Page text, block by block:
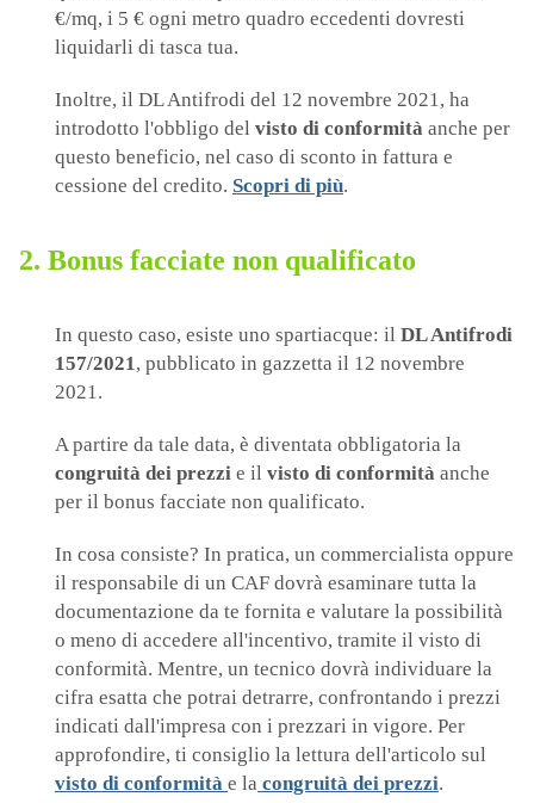
€/mq, i 5 € ogni metro quadro eccedenti dovresti
liquidarli di tasca tua.
Inoltre, il DL Antifrodi del 12 novembre 2021, ha
introdotto l'obbligo del visto di conformità anche per
questo beneficio, nel caso di sconto in fattura e
cessione del credito. Scopri di più.
2. Bonus facciate non qualificato
In questo caso, esiste uno spartiacque: il DL Antifrodi
157/2021, pubblicato in gazzetta il 12 novembre
2021.
A partire da tale data, è diventata obbligatoria la
congruità dei prezzi e il visto di conformità anche
per il bonus facciate non qualificato.
In cosa consiste? In pratica, un commercialista oppure
il responsabile di un CAF dovrà esaminare tutta la
documentazione da te fornita e valutare la possibilità
o meno di accedere all'incentivo, tramite il visto di
conformità. Mentre, un tecnico dovrà individuare la
cifra esatta che potrai detrarre, confrontando i prezzi
indicati dall'impresa con i prezzari in vigore. Per
approfondire, ti consiglio la lettura dell'articolo sul
visto di conformità e la congruità dei prezzi.